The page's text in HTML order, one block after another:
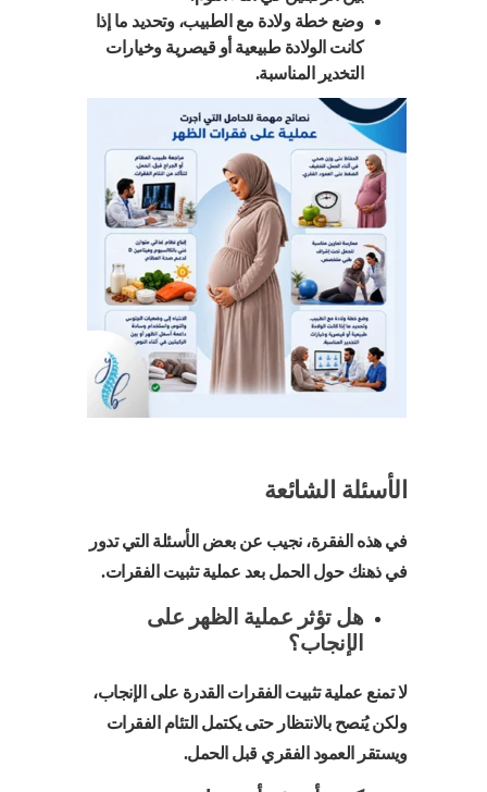
وضع خطة ولادة مع الطبيب، وتحديد ما إذا
كانت الولادة طبيعية أو قيصرية وخيارات
التخدير المناسبة.
الأسئلة الشائعة
في هذه الفقرة، نجيب عن بعض الأسئلة التي تدور
في ذهنك حول الحمل بعد عملية تثبيت الفقرات.
هل تؤثر عملية الظهر على
الإنجاب؟
لا تمنع عملية تثبيت الفقرات القدرة على الإنجاب،
ولكن يُنصح بالانتظار حتى يكتمل التئام الفقرات
ويستقر العمود الفقري قبل الحمل.